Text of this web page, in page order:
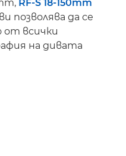
RF-S 18-150mm
позволява да се
от всички
на дивата